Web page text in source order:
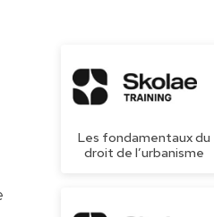
Les fondamentaux du
droit de l’urbanisme